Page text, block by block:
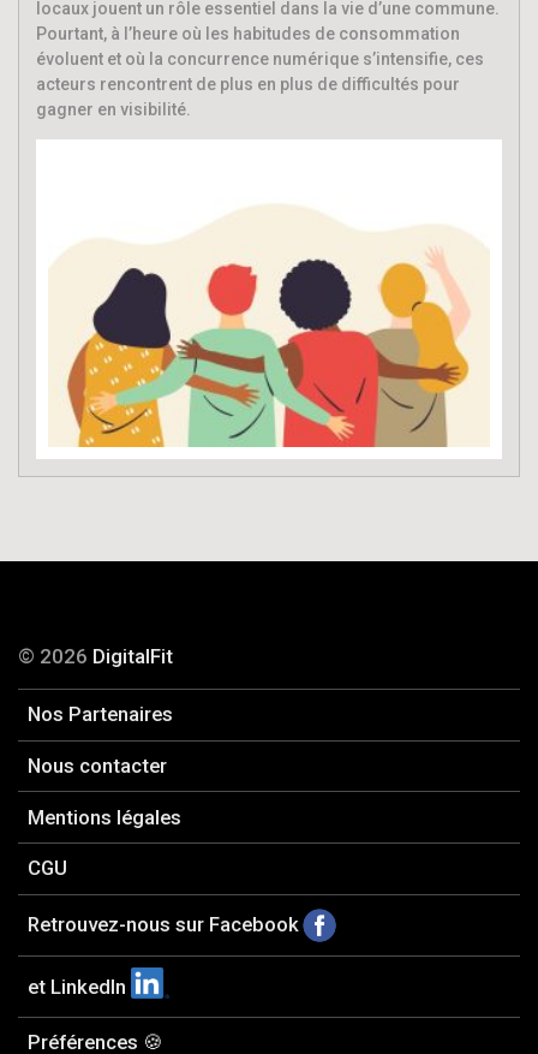
locaux jouent un rôle essentiel dans la vie d’une commune.
Pourtant, à l’heure où les habitudes de consommation
évoluent et où la concurrence numérique s’intensifie, ces
acteurs rencontrent de plus en plus de difficultés pour
gagner en visibilité.
© 2026 DigitalFit
Nos Partenaires
Nous contacter
Mentions légales
CGU
Retrouvez-nous sur Facebook
et LinkedIn
Préférences 🍪